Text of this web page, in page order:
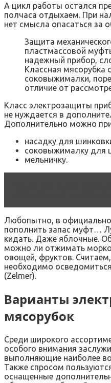
А цикл работы остался
полчаса отдыхаем. При
нет смысла опасаться за
Защита
пластмассовой
надежный прибор,
Классная мясорубка
соковыжималки,
отличие от
Класс электрозащиты
не нуждается в
Дополнительно можно
насадку для
соковыжималку для
мельничку.
Любопытно, в
пополнить запас муфт…
кидать. Даже яблочные.
можно ли отжимать
овощей, фруктов.
необходимо
(Zelmer).
Варианты
мясорубок
Среди широкого
особого внимания
выполняющие наиболее
Также спросом
оснащенные